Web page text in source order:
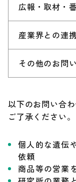
情報公開
調達情報
English
広報・取材・
産業界との連
その他のお問
以下のお問い合
ご了承ください。
個人的な遺伝
依頼
商品等の営業